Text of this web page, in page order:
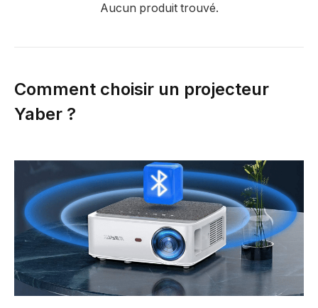
Aucun produit trouvé.
Comment choisir un projecteur
Yaber ?